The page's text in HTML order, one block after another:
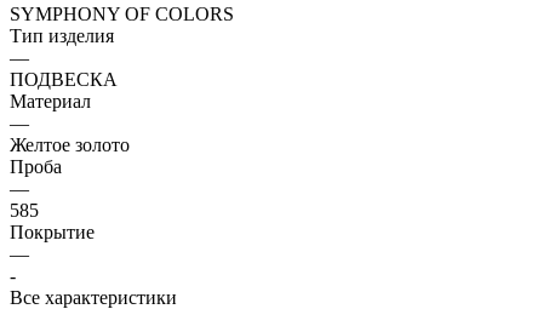
SYMPHONY OF COLORS
Тип изделия
—
ПОДВЕСКА
Материал
—
Желтое золото
Проба
—
585
Покрытие
—
-
Все характеристики